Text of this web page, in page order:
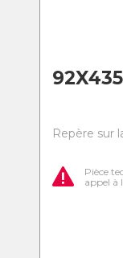
Repère sur
Pièce
appel à